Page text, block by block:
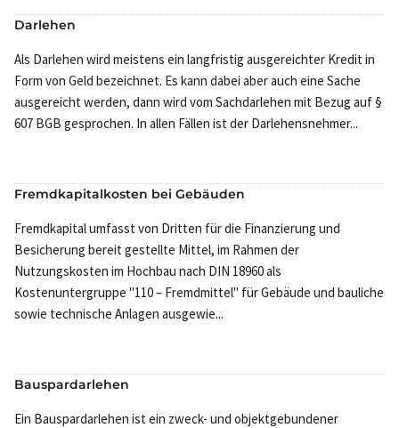
Darlehen
Als Darlehen wird meistens ein langfristig ausgereichter Kredit in
Form von Geld bezeichnet. Es kann dabei aber auch eine Sache
ausgereicht werden, dann wird vom Sachdarlehen mit Bezug auf §
607 BGB gesprochen. In allen Fällen ist der Darlehensnehmer...
Fremdkapitalkosten bei Gebäuden
Fremdkapital umfasst von Dritten für die Finanzierung und
Besicherung bereit gestellte Mittel, im Rahmen der
Nutzungskosten im Hochbau nach DIN 18960 als
Kostenuntergruppe "110 – Fremdmittel" für Gebäude und bauliche
sowie technische Anlagen ausgewie...
Bauspardarlehen
Ein Bauspardarlehen ist ein zweck- und objektgebundener